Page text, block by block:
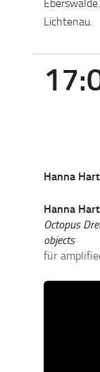
Lichtenau.
Hanna
Hanna
Octopus
objects
für